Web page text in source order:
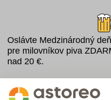
Oslávte Medzinárodný
pre milovníkov piva
nad 20 €.